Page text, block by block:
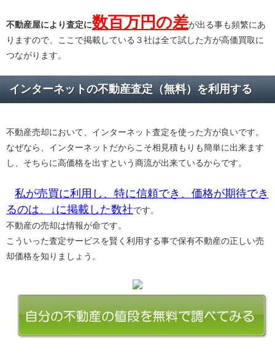
不動産屋により査定に数百万円の差が出る事も頻繁にあ
りますので、ここで掲載している３社は全て試した方が高価買取に
つながります。
インターネットの不動産査定（無料）を利用する
不動産売却において、インターネット査定を使った方が良いです。
なぜなら、インターネットだからこそ相見積もりも簡単に出来ます
し、そちらに高価格を出すという商流が出来ているからです。
私が売買に利用し、特に信頼でき、価格が期待でき
るのは、↓に掲載した数社です。
不動産の売却は情報が命です。
こういった査定サービスを賢く利用する事で保有不動産の正しい売
却価格を知りましょう。